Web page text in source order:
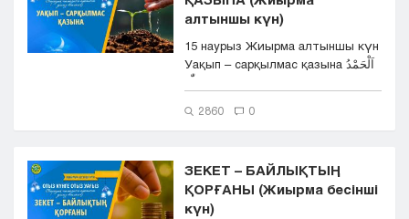
алтыншы күн)
15 наурыз Жиырма алтыншы күн
Уақып – сарқылмас қазына اَلْحَمْدُ
2860 0
ЗЕКЕТ – БАЙЛЫҚТЫҢ
ҚОРҒАНЫ (Жиырма бесінші
күн)